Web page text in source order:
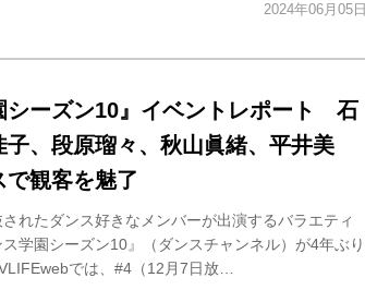
2024年06月05日
シーズン10』イベントレポート 石
子、段原瑠々、秋山眞緒、平井美
観客を魅了
れたダンス好きなメンバーが出演するバラエティ
学園シーズン10』（ダンスチャンネル）が4年ぶり
では、#4（12月7日放…